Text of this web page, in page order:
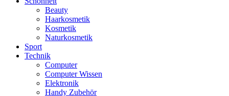
Beauty
Haarkosmetik
Kosmetik
Naturkosmetik
Sport
Technik
Computer
Computer Wissen
Elektronik
Handy Zubehör